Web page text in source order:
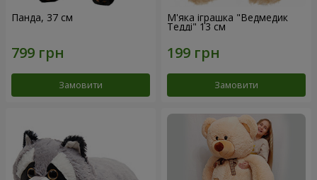
Панда, 37 см
Замовити
М'яка іграшка "Ведмедик
Тедді" 13 см
Замовити